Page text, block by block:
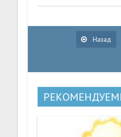
Назад